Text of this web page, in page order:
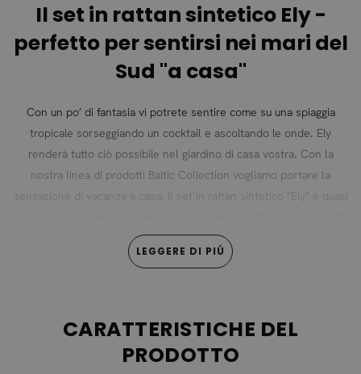
Il set in rattan sintetico Ely -
perfetto per sentirsi nei mari del
Sud "a casa"
Con un po’ di fantasia vi potrete sentire come su una spiaggia
tropicale sorseggiando un cocktail e ascoltando le onde. Ely
renderà tutto ciò possibile nel giardino di casa vostra. Con la
nostra linea di prodotti Baltic Collection vogliamo portare la
sensazione di vacanza a casa. Il set in rattan sintetico "Ely" è quasi
lettini e un tavolino abbinato (il tavolino è fornito di un piano in
vetro temprato dello spessore di 5 mm). Lo schienale dei lettini è
Un materiale innovativo e facile
da mantenere
LEGGERE DI PIÚ
CARATTERISTICHE DEL
PRODOTTO